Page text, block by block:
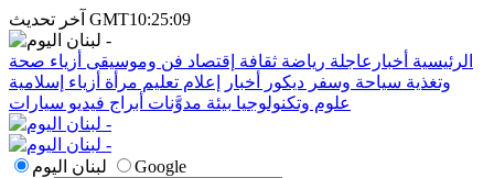
آخر تحديث GMT10:25:09
الرئيسية أخبارعاجلة رياضة ثقافة إقتصاد فن وموسيقى أزياء صحة
وتغذية سياحة وسفر ديكور أخبار إعلام تعليم مرأة أزياء إسلامية
علوم وتكنولوجيا بيئة مدوَّنات أبراج فيديو سيارات
لبنان اليوم
Google